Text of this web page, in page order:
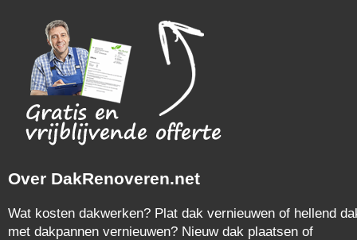
Over DakRenoveren.net
Wat kosten dakwerken? Plat dak vernieuwen of hellend
met dakpannen vernieuwen? Nieuw dak plaatsen of